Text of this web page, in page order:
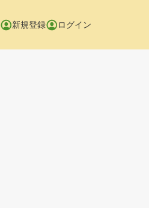
新規登録 ログイン